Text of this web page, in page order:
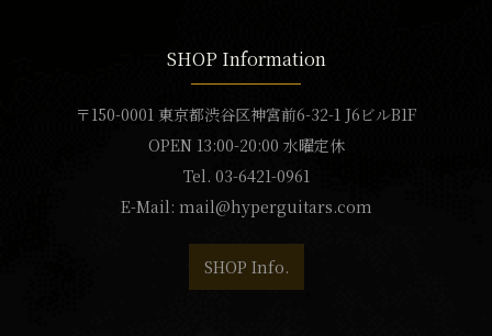
SHOP Information
〒150-0001 東京都渋谷区神宮前6-32-1 J6ビルB1F
OPEN 13:00-20:00 水曜定休
Tel. 03-6421-0961
E-Mail: mail@hyperguitars.com
SHOP Info.